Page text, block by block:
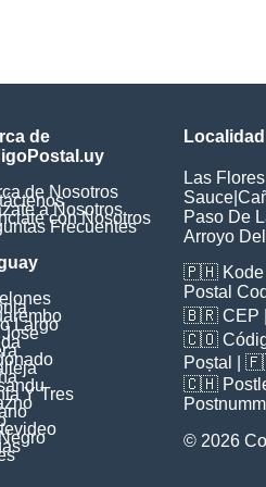
de
de Nosotros
a Nosotros
con Nosotros
Frecuentes
Largo
Y Tres
Las Flores
Sauce
Paso De
Arroyo
🇵🇭
Postal
🇧🇷 CEP
🇨🇴
Poștal
|
🇨🇭
© 2026